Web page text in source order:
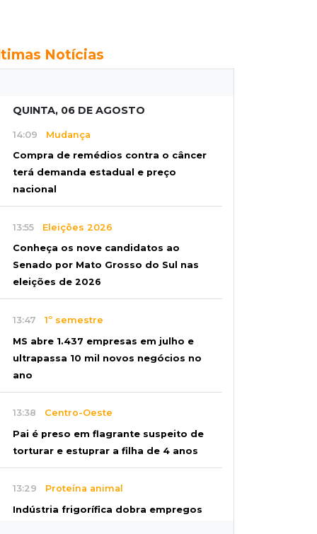
Notícias
QUINTA, 06 DE AGOSTO
14:09 Mudança
Compra de remédios contra o câncer
terá demanda estadual e preço
nacional
13:55 Eleições 2026
Conheça os nove candidatos ao
Senado por Mato Grosso do Sul nas
eleições de 2026
13:47 1º semestre
MS abre 1.437 empresas em julho e
ultrapassa 10 mil novos negócios no
ano
13:38 Centro-Oeste
Pai é preso em flagrante suspeito de
torturar e estuprar a filha de 4 anos
13:29 Proteína animal
Indústria frigorífica dobra empregos